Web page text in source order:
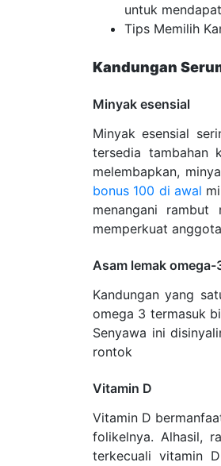
untuk
Tips Memilih
Kandungan
Minyak esensial
Minyak esensial
tersedia tambahan
melembapkan,
bonus 100 di awal
menangani
memperkuat
Asam lemak omega-
Kandungan yang
omega 3 termasuk
Senyawa ini
rontok
Vitamin D
Vitamin D
folikelnya. Alhasil,
terkecuali vitamin